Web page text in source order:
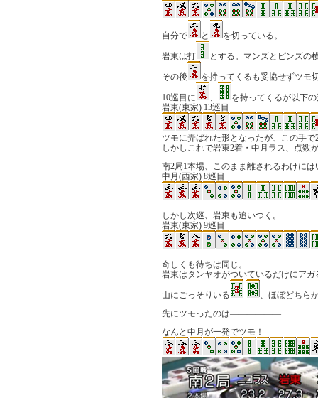
自分で と を切っている。
岩東は打 とする。マンズとピンズの
その後 を持ってくるも妥協せずツモ
10巡目に 、
を持ってくるが以下
岩東(東家) 13巡目
ツモに弄ばれた形となったが、この手で
しかしこれで岩東2着・中月ラス、点数
南2局1本場、このまま離されるわけに
中月(西家) 8巡目
しかし次巡、岩東も追いつく。
岩東(東家) 9巡目
奇しくも待ちは同じ。
岩東はタンヤオがついているだけにア
山にごっそりいる -
、ほぼどちら
先にツモったのは――――――
なんと中月が一発でツモ！